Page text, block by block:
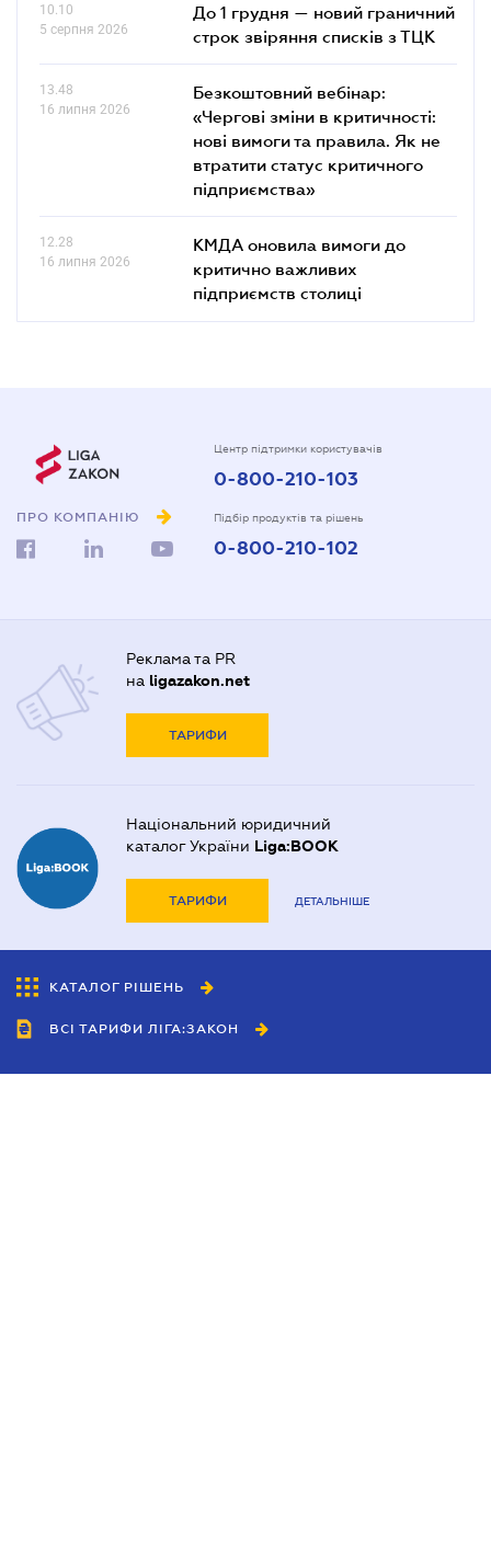
10.10
5 серпня 2026
До 1 грудня — новий граничний
строк звіряння списків з ТЦК
13.48
16 липня 2026
Безкоштовний вебінар:
«Чергові зміни в критичності:
нові вимоги та правила. Як не
втратити статус критичного
підприємства»
12.28
16 липня 2026
КМДА оновила вимоги до
критично важливих
підприємств столиці
ПРО КОМПАНІЮ
Центр підтримки користувачів
0-800-210-103
Підбір продуктів та рішень
0-800-210-102
Реклама та PR
на ligazakon.net
ТАРИФИ
Національний юридичний
каталог України Liga:BOOK
ТАРИФИ ДЕТАЛЬНІШЕ
КАТАЛОГ РІШЕНЬ
ВСІ ТАРИФИ ЛІГА:ЗАКОН